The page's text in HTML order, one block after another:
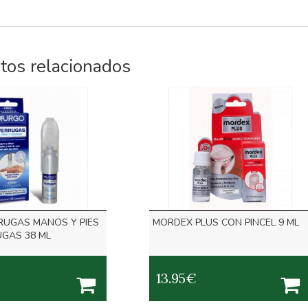
relacionados
MANOS Y PIES
38 ML
MORDEX PLUS CON PINCEL 9 ML
13.95€